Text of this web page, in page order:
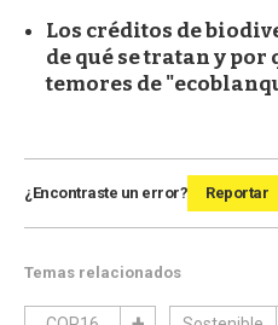
Los créditos de
de qué se tratan y por
temores de
¿Encontraste un error? Reportar
Temas relacionados